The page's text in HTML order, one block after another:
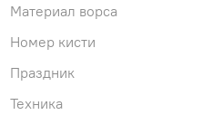
Материал ворса
Номер кисти
Праздник
Техника